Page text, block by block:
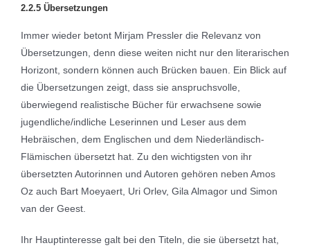
2.2.5 Übersetzungen
Immer wieder betont Mirjam Pressler die Relevanz von
Übersetzungen, denn diese weiten nicht nur den literarischen
Horizont, sondern können auch Brücken bauen. Ein Blick auf
die Übersetzungen zeigt, dass sie anspruchsvolle,
überwiegend realistische Bücher für erwachsene sowie
jugendliche/indliche Leserinnen und Leser aus dem
Hebräischen, dem Englischen und dem Niederländisch-
Flämischen übersetzt hat. Zu den wichtigsten von ihr
übersetzten Autorinnen und Autoren gehören neben Amos
Oz auch Bart Moeyaert, Uri Orlev, Gila Almagor und Simon
van der Geest.
Ihr Hauptinteresse galt bei den Titeln, die sie übersetzt hat,